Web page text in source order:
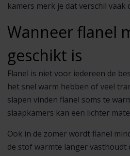
kamers merk je dat verschil vaak
Wanneer flanel
geschikt is
Flanel is niet voor iedereen de
het snel warm hebben of veel
slapen vinden flanel soms te
slaapkamers kan een lichter
Ook in de zomer wordt flanel
de stof warmte langer vasthoudt